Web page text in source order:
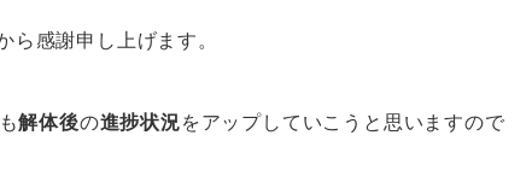
感謝申し上げます。
解体後の進捗状況をアップしていこうと思います